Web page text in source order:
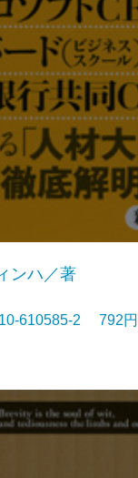
ンハ／著
610585-2 792